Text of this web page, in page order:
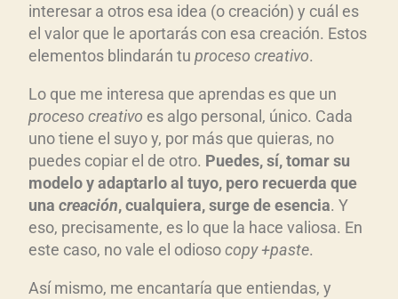
interesar a otros esa idea (o creación) y cuál es
el valor que le aportarás con esa creación. Estos
elementos blindarán tu proceso creativo.
Lo que me interesa que aprendas es que un
proceso creativo es algo personal, único. Cada
uno tiene el suyo y, por más que quieras, no
puedes copiar el de otro. Puedes, sí, tomar su
modelo y adaptarlo al tuyo, pero recuerda que
una creación, cualquiera, surge de esencia. Y
eso, precisamente, es lo que la hace valiosa. En
este caso, no vale el odiosocopy +paste.
Así mismo, me encantaría que entiendas, y